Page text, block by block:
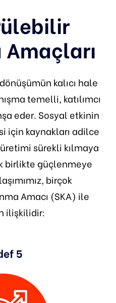
Amaçları
kalıcı hale
temelli, katılımcı
eder. Sosyal etkinin
için kaynakları adilce
sürekli kılmaya
birlikte güçlenmeye
birçok
Amacı (SKA) ile
ilişkilidir:
5